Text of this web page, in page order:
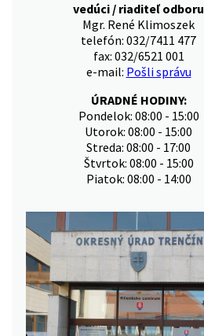
vedúci / riaditeľ odboru
Mgr. René Klimoszek
telefón: 032/7411 477
fax: 032/6521 001
e-mail: Pošli správu
ÚRADNÉ HODINY:
Pondelok: 08:00 - 15:00
Utorok: 08:00 - 15:00
Streda: 08:00 - 17:00
Štvrtok: 08:00 - 15:00
Piatok: 08:00 - 14:00